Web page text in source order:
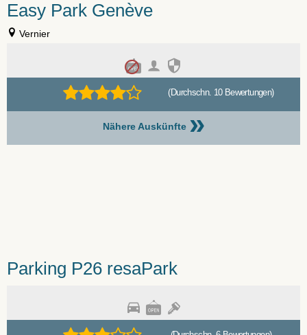
Easy Park Genève
Vernier
(Durchschn. 10 Bewertungen)
Nähere Auskünfte »
Parking P26 resaPark